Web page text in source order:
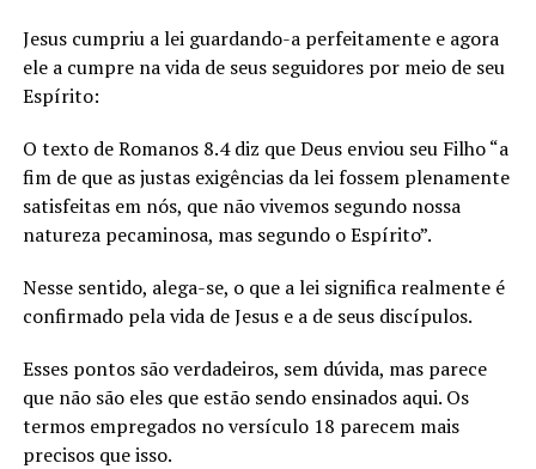
Jesus cumpriu a lei guardando-a perfeitamente e agora
ele a cumpre na vida de seus seguidores por meio de seu
Espírito:
O texto de Romanos 8.4 diz que Deus enviou seu Filho “a
fim de que as justas exigências da lei fossem plenamente
satisfeitas em nós, que não vivemos segundo nossa
natureza pecaminosa, mas segundo o Espírito”.
Nesse sentido, alega-se, o que a lei significa realmente é
confirmado pela vida de Jesus e a de seus discípulos.
Esses pontos são verdadeiros, sem dúvida, mas parece
que não são eles que estão sendo ensinados aqui. Os
termos empregados no versículo 18 parecem mais
precisos que isso.